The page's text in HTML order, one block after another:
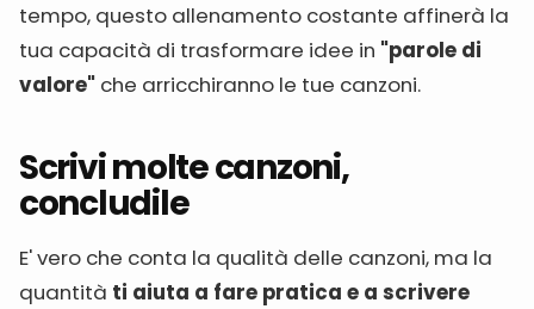
tempo, questo allenamento costante affinerà la
tua capacità di trasformare idee in "parole di
valore" che arricchiranno le tue canzoni.
Scrivi molte canzoni,
concludile
E' vero che conta la qualità delle canzoni, ma la
quantità ti aiuta a fare pratica e a scrivere